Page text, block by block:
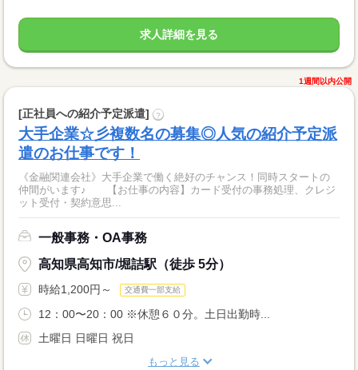
求人詳細を見る
1週間以内公開
[正社員への紹介予定派遣] ?
大手企業☆彡複数名の募集◎人気の紹介予定派
遣のお仕事です！
《金融関連会社》大手企業で働く絶好のチャンス！同時スタートの
仲間がいます♪ 【お仕事の内容】カード受付の事務処理、クレジ
ット受付・契約意思...
一般事務・OA事務
高知県高知市/堀詰駅（徒歩 5分）
時給1,200円～ 交通費一部支給
12：00〜20：00 ※休憩６０分。土日出勤時...
土曜日 日曜日 祝日
もっと見る